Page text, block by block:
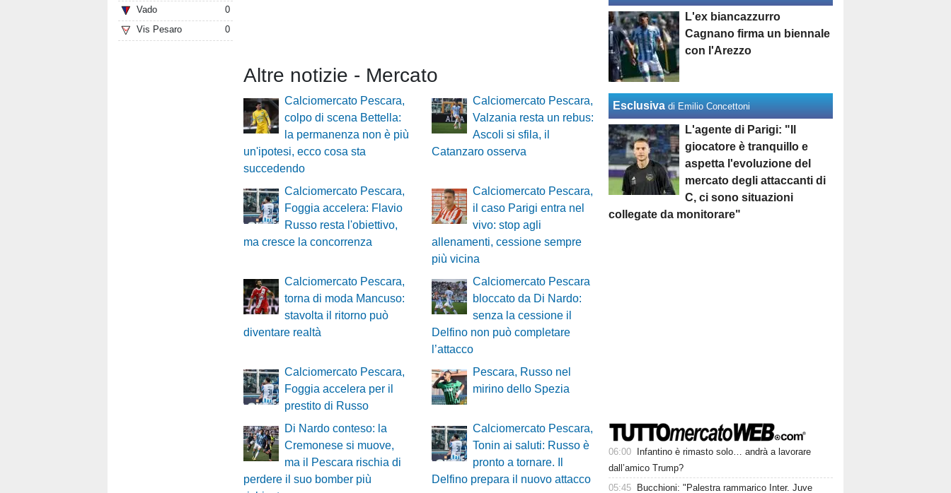
Vado
0
Vis Pesaro
0
Altre notizie - Mercato
Calciomercato Pescara,
colpo di scena Bettella:
la permanenza non è più
un'ipotesi, ecco cosa sta
succedendo
Calciomercato Pescara,
Valzania resta un rebus:
Ascoli si sfila, il
Catanzaro osserva
Calciomercato Pescara,
Foggia accelera: Flavio
Russo resta l'obiettivo,
ma cresce la concorrenza
Calciomercato Pescara,
il caso Parigi entra nel
vivo: stop agli
allenamenti, cessione sempre
più vicina
Calciomercato Pescara,
torna di moda Mancuso:
stavolta il ritorno può
diventare realtà
Calciomercato Pescara
bloccato da Di Nardo:
senza la cessione il
Delfino non può completare
l’attacco
Calciomercato Pescara,
Foggia accelera per il
prestito di Russo
Pescara, Russo nel
mirino dello Spezia
Di Nardo conteso: la
Cremonese si muove,
ma il Pescara rischia di
perdere il suo bomber più
Calciomercato Pescara,
Tonin ai saluti: Russo è
pronto a tornare. Il
Delfino prepara il nuovo attacco
L'ex biancazzurro
Cagnano firma un biennale
con l'Arezzo
Esclusiva di Emilio Concettoni
L'agente di Parigi: "Il
giocatore è tranquillo e
aspetta l'evoluzione del
mercato degli attaccanti di
C, ci sono situazioni
collegate da monitorare"
06:00
Infantino è rimasto solo… andrà a lavorare
dall’amico Trump?
05:45
Bucchioni: "Palestra rammarico Inter. Juve